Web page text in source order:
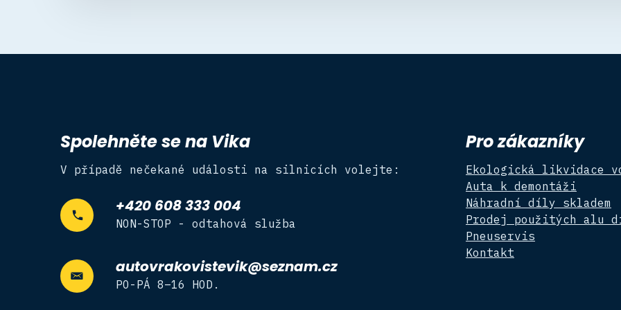
Spolehněte se na Vika
V případě nečekané události na silnicích volejte:
+420 608 333 004
NON-STOP - odtahová služba
autovrakovistevik@seznam.cz
PO-PÁ 8–16 HOD.
Pro zákazníky
Ekologická likvidace
Auta k demontáži
Náhradní díly skladem
Prodej použitých alu
Pneuservis
Kontakt